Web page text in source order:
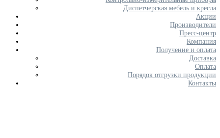
Диспетчерская мебель и кресла
Акции
Производители
Пресс-центр
Компания
Получение и оплата
Доставка
Оплата
Порядок отгрузки продукции
Контакты